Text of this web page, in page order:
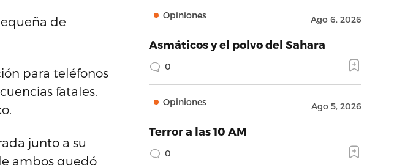
de
para teléfonos
fatales.
junto a su
ambos quedó
Opiniones Ago 6, 2026
Asmáticos y el polvo del Sahara
0
Opiniones Ago 5, 2026
Terror a las 10 AM
0